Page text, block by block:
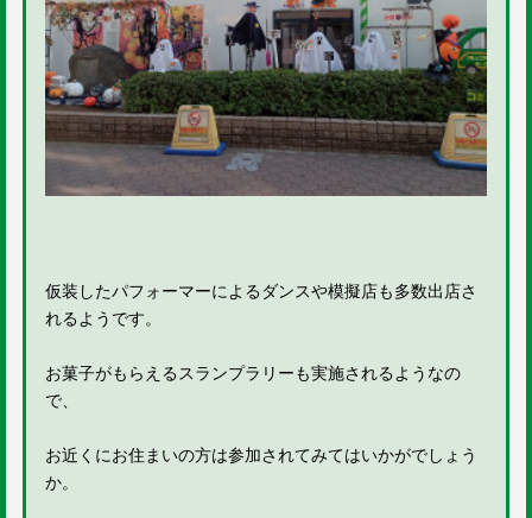
仮装したパフォーマーによるダンスや模擬店も多数出店さ
れるようです。
お菓子がもらえるスランプラリーも実施されるようなの
で、
お近くにお住まいの方は参加されてみてはいかがでしょう
か。